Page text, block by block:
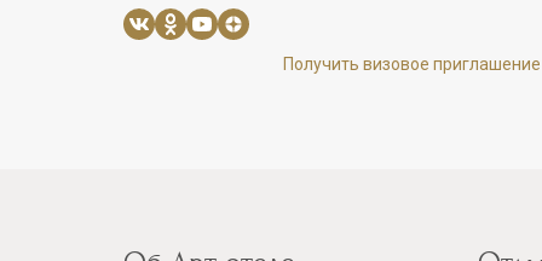
Получить визовое приглашение